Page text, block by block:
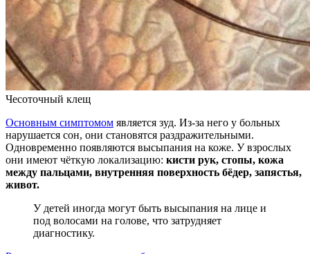
Чесоточный клещ
Основным симптомом является зуд. Из-за него у больных
нарушается сон, они становятся раздражительными.
Одновременно появляются высыпания на коже. У взрослых
они имеют чёткую локализацию: кисти рук, стопы, кожа
между пальцами, внутренняя поверхность бёдер, запястья,
живот.
У детей иногда могут быть высыпания на лице и
под волосами на голове, что затрудняет
диагностику.